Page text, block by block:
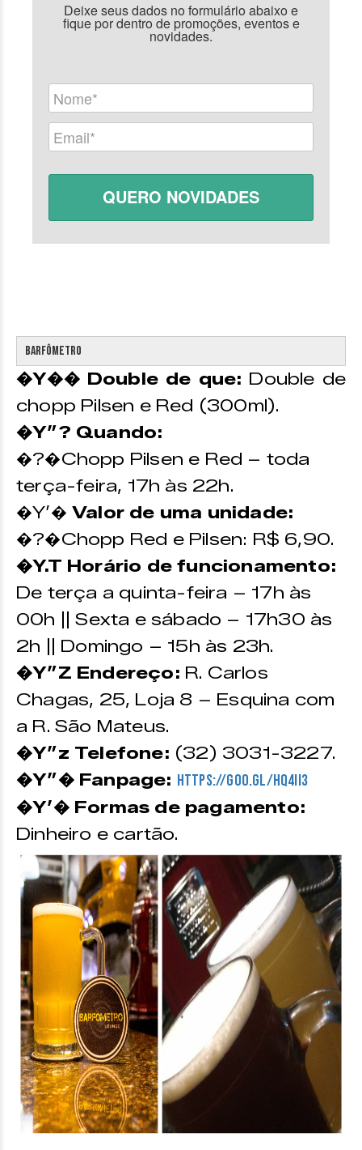
Deixe seus dados no formulário abaixo e
fique por dentro de promoções, eventos e
novidades.
Barfômetro
�Y�� Double de que: Double de
chopp Pilsen e Red (300ml).
�Y”? Quando:
�?�Chopp Pilsen e Red – toda
terça-feira, 17h às 22h.
�Y’� Valor de uma unidade:
�?�Chopp Red e Pilsen: R$ 6,90.
�Y.T Horário de funcionamento:
De terça a quinta-feira – 17h às
00h || Sexta e sábado – 17h30 às
2h || Domingo – 15h às 23h.
�Y”Z Endereço: R. Carlos
Chagas, 25, Loja 8 – Esquina com
a R. São Mateus.
�Y”z Telefone: (32) 3031-3227.
�Y”� Fanpage: https://goo.gl/hq4ii3
�Y’� Formas de pagamento:
Dinheiro e cartão.